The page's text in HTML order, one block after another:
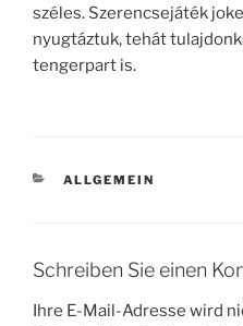
széles. Szerencsejáték
nyugtáztuk, tehát
tengerpart is.
KATEGORIEN
ALLGEMEIN
Schreiben Sie einen
Ihre E-Mail-Adresse wird